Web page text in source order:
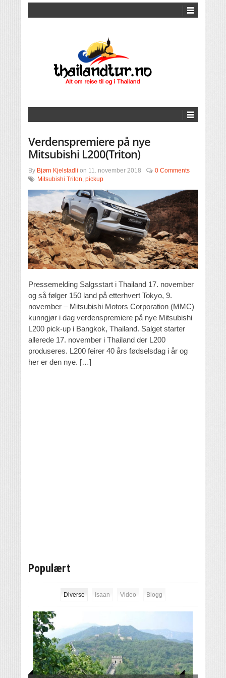
Verdenspremiere på nye
Mitsubishi L200(Triton)
By Bjørn Kjelstadli on 11. november 2018
0 Comments
Mitsubishi Triton, pickup
Pressemelding Salgsstart i Thailand 17. november
og så følger 150 land på etterhvert Tokyo, 9.
november – Mitsubishi Motors Corporation (MMC)
kunngjør i dag verdenspremiere på nye Mitsubishi
L200 pick-up i Bangkok, Thailand. Salget starter
allerede 17. november i Thailand der L200
produseres. L200 feirer 40 års fødselsdag i år og
her er den nye. […]
Populært
Diverse Isaan Video Blogg